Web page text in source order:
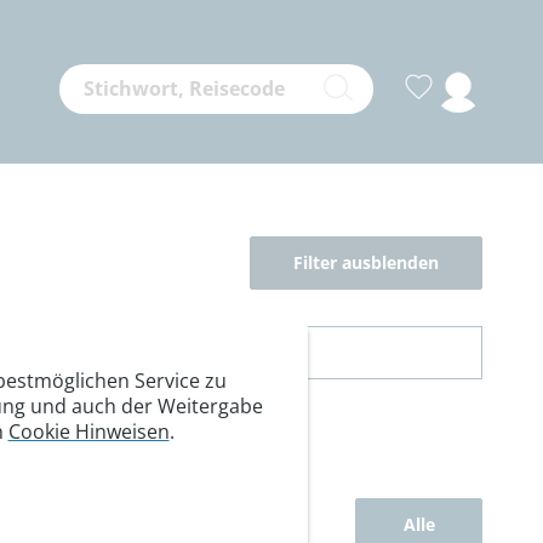
Filter ausblenden
Alle
Service zu
und auch der Weitergabe
Cookie Hinweisen.